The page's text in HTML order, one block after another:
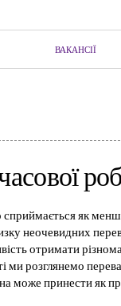
ВАКАНСІЇ
як менш
неочевидних
отримати
ми розглянемо
може принести як